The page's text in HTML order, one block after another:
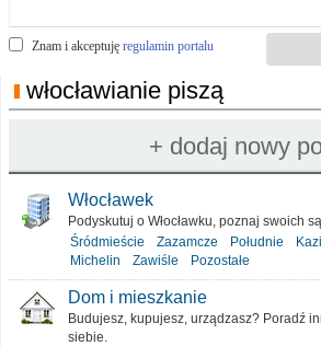
Znam i akceptuję regulamin portalu
włocławianie piszą
Włocławek
Podyskutuj o Włocławku, poznaj swoich
Śródmieście
Zazamcze Południe
Michelin
Zawiśle Pozostałe
Dom i mieszkanie
Budujesz, kupujesz, urządzasz? Poradź
siebie.